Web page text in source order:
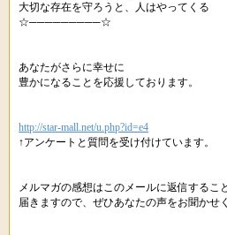
大切な存在を守ろうと、人はやってくる
☆─────────☆
あなたがさらに幸せに
豊かになることを応援しております。
http://star-mall.net/u.php?id=e4
↑アンケートと質問を受け付けています。
メルマガの感想はこのメールに返信するこ
届きますので、ぜひあなたの声をお聞かせ